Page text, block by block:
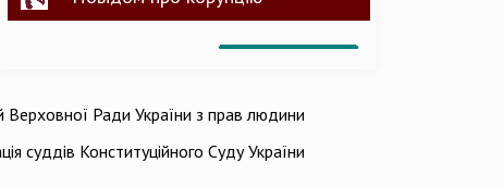
Ради України з прав людини
суддів Конституційного Суду України